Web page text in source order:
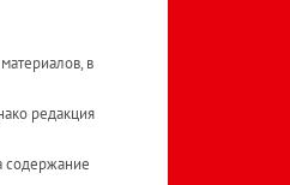
в
редакция
содержание